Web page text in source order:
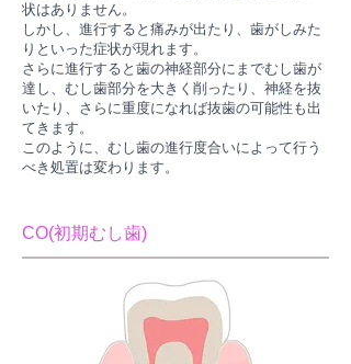
状はありません。
しかし、進行すると痛みが出たり、歯がしみた
りといった症状が現れます。
さらに進行すると歯の神経部分にまでむし歯が
達し、むし歯部分を大きく削ったり、神経を抜
いたり、さらに重度になれば抜歯の可能性も出
てきます。
このように、むし歯の進行度合いによって行う
べき処置は変わります。
CO(初期むし歯)